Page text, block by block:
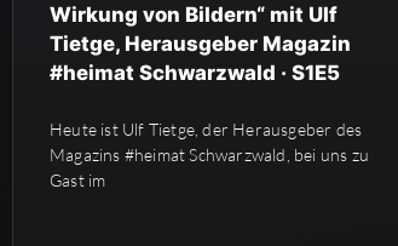
Wirkung von Bildern“ mit Ulf
Tietge, Herausgeber Magazin
#heimat Schwarzwald · S1E5
Heute ist Ulf Tietge, der Herausgeber des
Magazins #heimat Schwarzwald, bei uns zu
Gast im